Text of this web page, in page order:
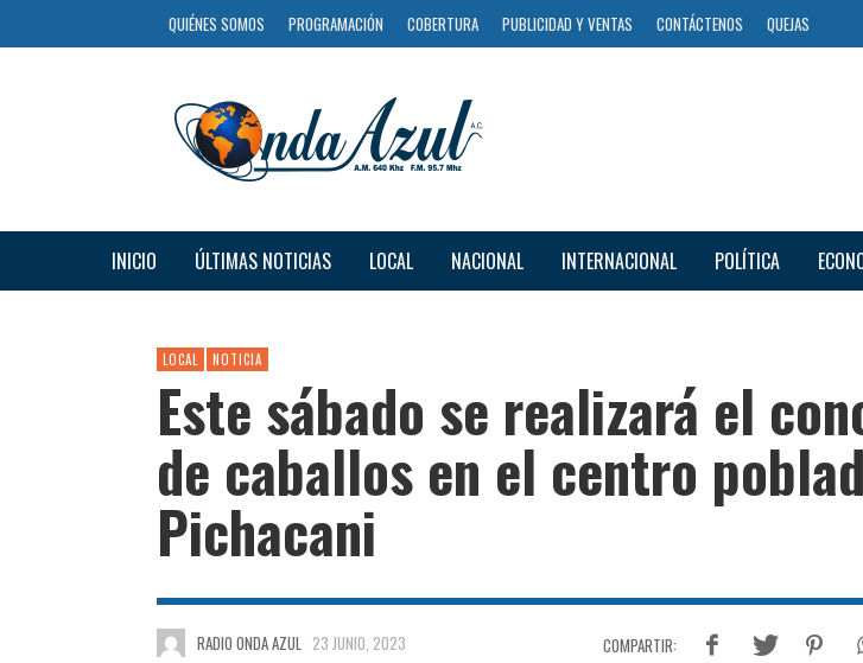
QUIÉNES SOMOS PROGRAMACIÓN COBERTURA PUBLICIDAD Y VENTAS CONTÁCTENOS QUEJAS
INICIO ÚLTIMAS NOTICIAS LOCAL NACIONAL INTERNACIONAL POLÍTICA
LOCAL NOTICIA
Este sábado se realizará el
de caballos en el centro
Pichacani
RADIO ONDA AZUL 23 JUNIO, 2023